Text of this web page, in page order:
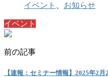
イベント
お知らせ
イベント
前の記事
【速報：セミナー情報】2025年2